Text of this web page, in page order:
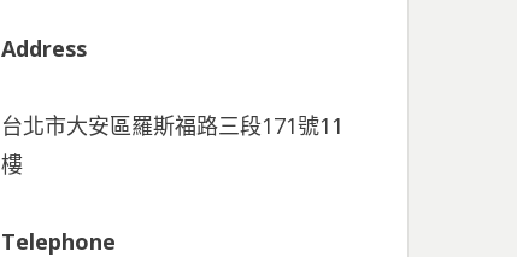
Address
台北市大安區羅斯福路三段171號11
樓
Telephone